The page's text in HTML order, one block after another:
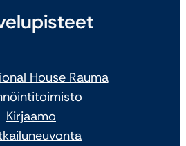
House Rauma
Kirjaamo